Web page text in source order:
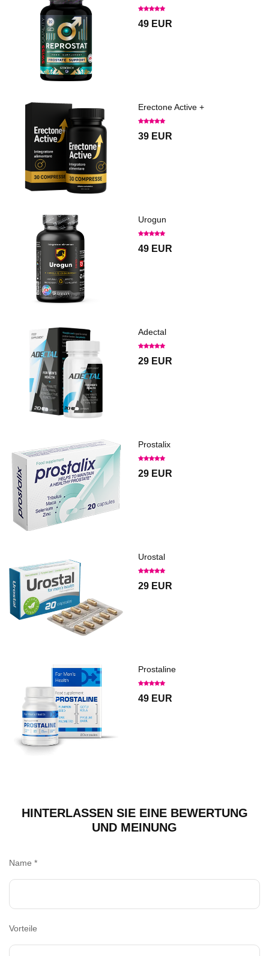
49 EUR
Erectone Active +
39 EUR
Urogun
49 EUR
Adectal
29 EUR
Prostalix
29 EUR
Urostal
29 EUR
Prostaline
49 EUR
HINTERLASSEN SIE EINE BEWERTUNG
UND MEINUNG
Name *
Vorteile